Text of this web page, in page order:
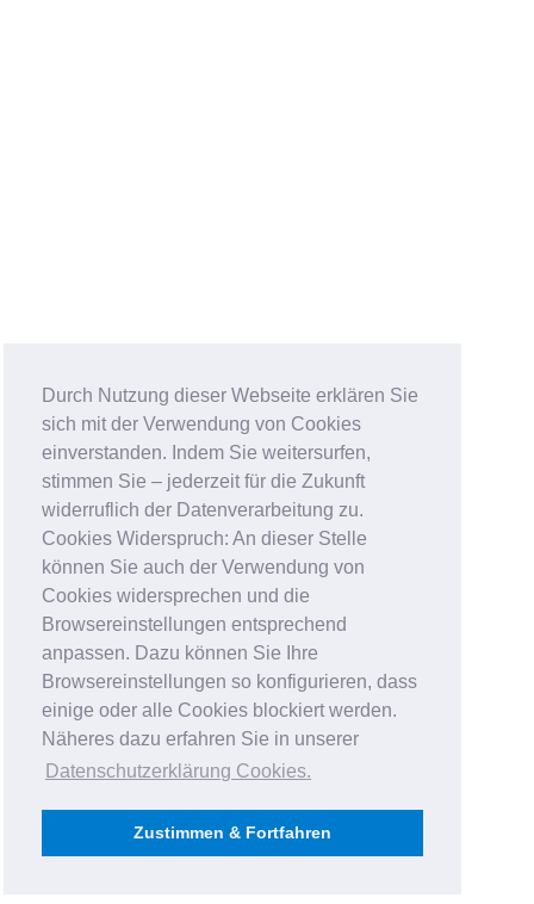
Durch Nutzung dieser Webseite erklären Sie
sich mit der Verwendung von Cookies
einverstanden. Indem Sie weitersurfen,
stimmen Sie – jederzeit für die Zukunft
widerruflich der Datenverarbeitung zu.
Cookies Widerspruch: An dieser Stelle
können Sie auch der Verwendung von
Cookies widersprechen und die
Browsereinstellungen entsprechend
anpassen. Dazu können Sie Ihre
Browsereinstellungen so konfigurieren, dass
einige oder alle Cookies blockiert werden.
Näheres dazu erfahren Sie in unserer
Datenschutzerklärung Cookies.
Zustimmen & Fortfahren